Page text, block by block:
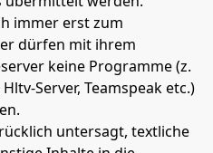
immer erst zum
dürfen mit ihrem
keine Programme (z.
Server, Teamspeak etc.)
untersagt, textliche